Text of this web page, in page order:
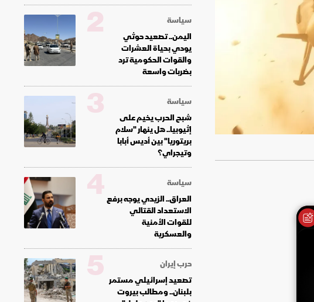
سياسة
اليمن.. تصعيد حوثي
يودي بحياة العشرات
والقوات الحكومية ترد
بضربات واسعة
2
سياسة
شبح الحرب يخيم على
إثيوبيا.. هل ينهار "سلام
بريتوريا" بين أديس أبابا
وتيجراي؟
3
سياسة
العراق.. الزيدي يوجه برفع
الاستعداد القتالي
للقوات الأمنية
والعسكرية
4
حرب إيران
تصعيد إسرائيلي مستمر
بلبنان.. ومطالب بيروت
5